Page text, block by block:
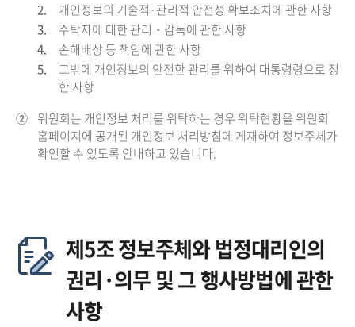
2.
개인정보의 기술적·관리적 안전성 확보조치에 관한 사항
3.
수탁자에 대한 관리・감독에 관한 사항
4.
손해배상 등 책임에 관한 사항
5.
그밖에 개인정보의 안전한 관리를 위하여 대통령령으로 정
한 사항
② 위원회는 개인정보 처리를 위탁하는 경우 위탁현황을 위원회
홈페이지에 공개된 개인정보 처리방침에 게재하여 정보주체가
확인할 수 있도록 안내하고 있습니다.
제5조 정보주체와 법정대리인의
권리·의무 및 그 행사방법에 관한
사항